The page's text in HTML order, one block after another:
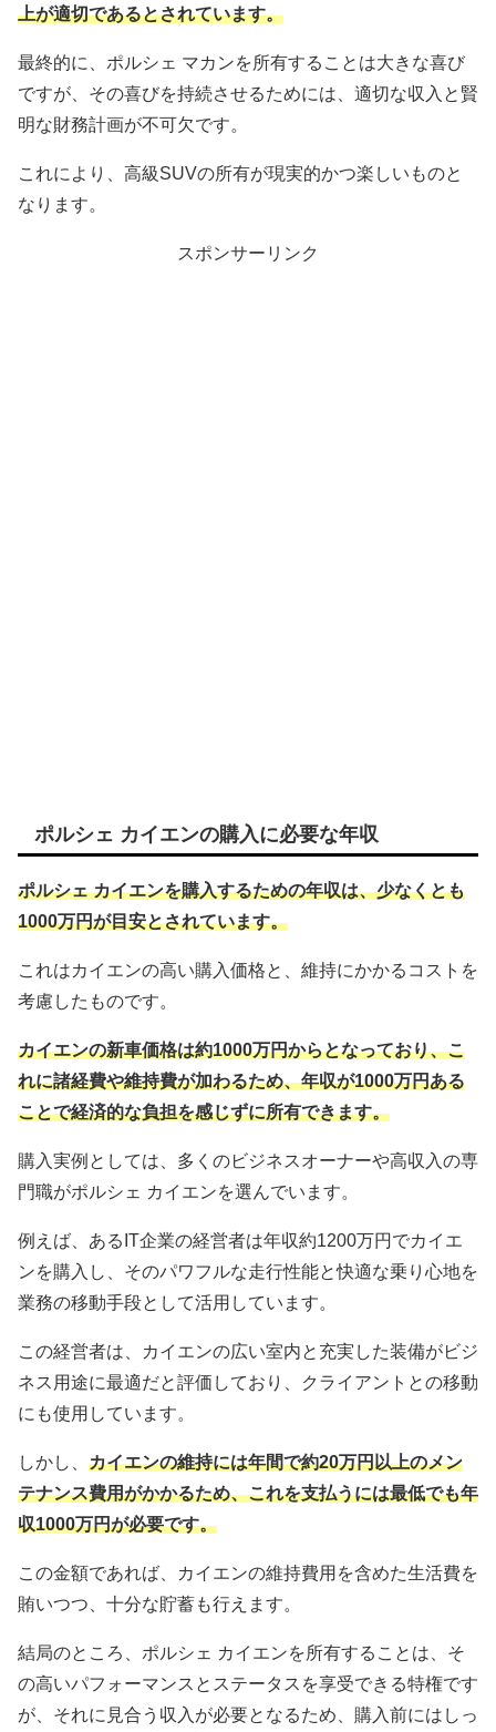
上が適切であるとされています。
最終的に、ポルシェ マカンを所有することは大きな喜び
ですが、その喜びを持続させるためには、適切な収入と賢
明な財務計画が不可欠です。
これにより、高級SUVの所有が現実的かつ楽しいものと
なります。
スポンサーリンク
ポルシェ カイエンの購入に必要な年収
ポルシェ カイエンを購入するための年収は、少なくとも
1000万円が目安とされています。
これはカイエンの高い購入価格と、維持にかかるコストを
考慮したものです。
カイエンの新車価格は約1000万円からとなっており、こ
れに諸経費や維持費が加わるため、年収が1000万円ある
ことで経済的な負担を感じずに所有できます。
購入実例としては、多くのビジネスオーナーや高収入の専
門職がポルシェ カイエンを選んでいます。
例えば、あるIT企業の経営者は年収約1200万円でカイエ
ンを購入し、そのパワフルな走行性能と快適な乗り心地を
業務の移動手段として活用しています。
この経営者は、カイエンの広い室内と充実した装備がビジ
ネス用途に最適だと評価しており、クライアントとの移動
にも使用しています。
しかし、 カイエンの維持には年間で約20万円以上のメン
テナンス費用がかかるため、これを支払うには最低でも年
収1000万円が必要です。
この金額であれば、カイエンの維持費用を含めた生活費を
賄いつつ、十分な貯蓄も行えます。
結局のところ、ポルシェ カイエンを所有することは、そ
の高いパフォーマンスとステータスを享受できる特権です
が、それに見合う収入が必要となるため、購入前にはしっ